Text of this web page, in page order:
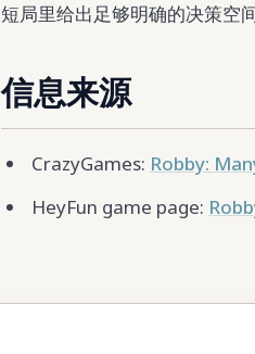
短局里给出足够明确的决策空间
信息来源
CrazyGames: Robby:
HeyFun game page: